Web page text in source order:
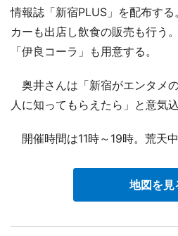
情報誌「新宿PLUS」を配布する
カーも出店し飲食の販売も行う
「伊良コーラ」も用意する。
奥井さんは「新宿がエンタメ
人に知ってもらえたら」と意気込
開催時間は11時～19時。荒天
地図を見